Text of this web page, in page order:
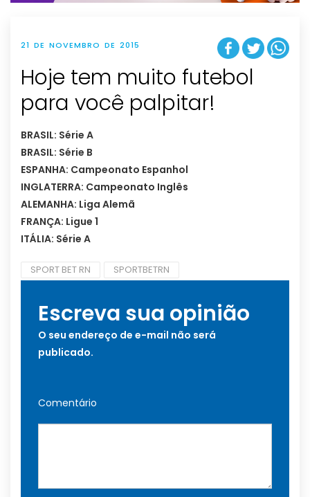
21 DE NOVEMBRO DE 2015
Hoje tem muito futebol
para você palpitar!
BRASIL: Série A
BRASIL: Série B
ESPANHA: Campeonato Espanhol
INGLATERRA: Campeonato Inglês
ALEMANHA: Liga Alemã
FRANÇA: Ligue 1
ITÁLIA: Série A
SPORT BET RN SPORTBETRN
Escreva sua opinião
O seu endereço de e-mail não será
publicado.
Comentário